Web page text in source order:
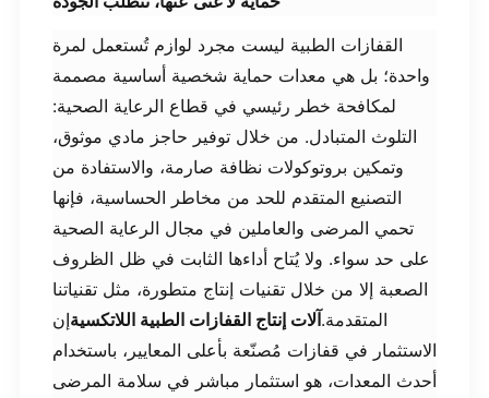
القفازات الطبية ليست مجرد لوازم تُستعمل لمرة
واحدة؛ بل هي معدات حماية شخصية أساسية مصممة
لمكافحة خطر رئيسي في قطاع الرعاية الصحية:
التلوث المتبادل. من خلال توفير حاجز مادي موثوق،
وتمكين بروتوكولات نظافة صارمة، والاستفادة من
التصنيع المتقدم للحد من مخاطر الحساسية، فإنها
تحمي المرضى والعاملين في مجال الرعاية الصحية
على حد سواء. ولا يُتاح أداءها الثابت في ظل الظروف
الصعبة إلا من خلال تقنيات إنتاج متطورة، مثل تقنياتنا
المتقدمة.آلات إنتاج القفازات الطبية اللاتكسيةإن
الاستثمار في قفازات مُصنّعة بأعلى المعايير، باستخدام
أحدث المعدات، هو استثمار مباشر في سلامة المرضى